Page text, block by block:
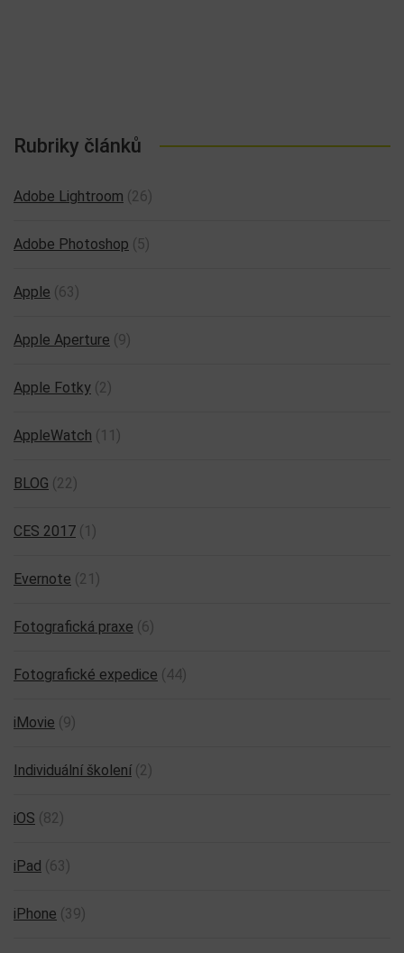
Rubriky článků
Adobe Lightroom (26)
Adobe Photoshop (5)
Apple (63)
Apple Aperture (9)
Apple Fotky (2)
AppleWatch (11)
BLOG (22)
CES 2017 (1)
Evernote (21)
Fotografická praxe (6)
Fotografické expedice (44)
iMovie (9)
Individuální školení (2)
iOS (82)
iPad (63)
iPhone (39)